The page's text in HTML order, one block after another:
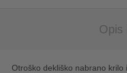
Opis
Otroško dekliško nabrano